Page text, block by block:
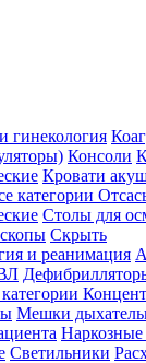
гинекология
Консоли
Кровати
категории
Столы для
Скрыть
и реанимация
Мешки
Светильники